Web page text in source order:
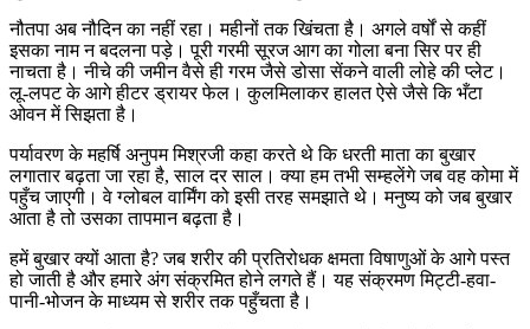
नौतपा अब नौदिन का नहीं रहा। महीनों तक खिंचता है। अगले वर्षों से कहीं
इसका नाम न बदलना पड़े। पूरी गरमी सूरज आग का गोला बना सिर पर ही
नाचता है। नीचे की जमीन वैसे ही गरम जैसे डोसा सेंकने वाली लोहे की प्लेट।
लू-लपट के आगे हीटर ड्रायर फेल। कुलमिलाकर हालत ऐसे जैसे कि भँटा
ओवन में सिझता है।
पर्यावरण के महर्षि अनुपम मिश्रजी कहा करते थे कि धरती माता का बुखार
लगातार बढ़ता जा रहा है, साल दर साल। क्या हम तभी सम्हलेंगे जब वह कोमा में
पहुँच जाएगी। वे ग्लोबल वार्मिंग को इसी तरह समझाते थे। मनुष्य को जब बुखार
आता है तो उसका तापमान बढ़ता है।
हमें बुखार क्यों आता है? जब शरीर की प्रतिरोधक क्षमता विषाणुओं के आगे पस्त
हो जाती है और हमारे अंग संक्रमित होने लगते हैं। यह संक्रमण मिट्टी-हवा-
पानी-भोजन के माध्यम से शरीर तक पहुँचता है।